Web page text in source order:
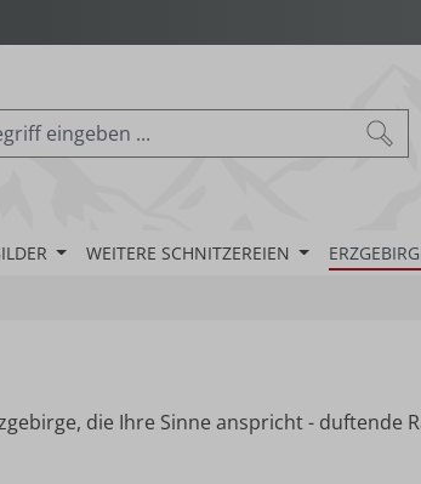
WEITERE SCHNITZEREIEN
die Ihre Sinne anspricht - duftende